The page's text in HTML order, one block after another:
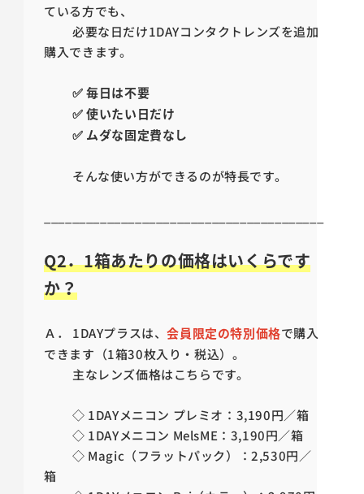
ている方でも、
必要な日だけ1DAYコンタクトレンズを追加
購入できます。
✅ 毎日は不要
✅ 使いたい日だけ
✅ ムダな固定費なし
そんな使い方ができるのが特長です。
Q2．1箱あたりの価格はいくらです
か？
Ａ． 1DAYプラスは、会員限定の特別価格で購入
できます（1箱30枚入り・税込）。
主なレンズ価格はこちらです。
◇ 1DAYメニコン プレミオ：3,190円／箱
◇ 1DAYメニコン MelsME：3,190円／箱
◇ Magic（フラットパック）：2,530円／
箱